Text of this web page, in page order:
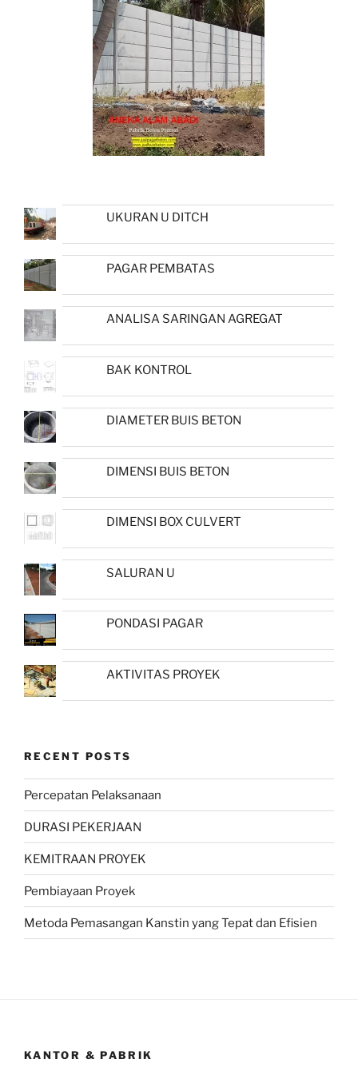
UKURAN U DITCH
PAGAR PEMBATAS
ANALISA SARINGAN AGREGAT
BAK KONTROL
DIAMETER BUIS BETON
DIMENSI BUIS BETON
DIMENSI BOX CULVERT
SALURAN U
PONDASI PAGAR
AKTIVITAS PROYEK
RECENT POSTS
Percepatan Pelaksanaan
DURASI PEKERJAAN
KEMITRAAN PROYEK
Pembiayaan Proyek
Metoda Pemasangan Kanstin yang Tepat dan Efisien
KANTOR & PABRIK